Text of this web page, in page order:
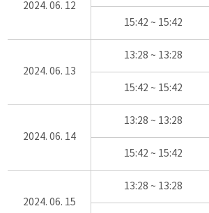
2024. 06. 12
15:42 ~ 15:42
2024. 06. 13
13:28 ~ 13:28
15:42 ~ 15:42
2024. 06. 14
13:28 ~ 13:28
15:42 ~ 15:42
2024. 06. 15
13:28 ~ 13:28